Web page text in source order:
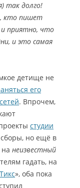
так долго!
кто пишет
приятно, что
и это самая
детище не
его
. Впрочем,
студии
сборы, но ещё в
на неизвестный
гадать, на
», оба пока